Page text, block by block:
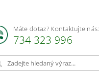
Máte dotaz? Kontaktujte nás:
734 323 996